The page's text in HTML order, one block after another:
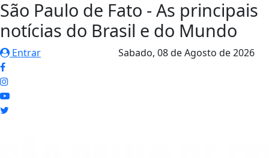
São Paulo de Fato - As principais
notícias do Brasil e do Mundo
Entrar Sabado, 08 de Agosto de 2026